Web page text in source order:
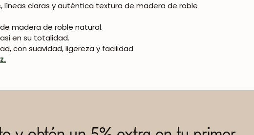
líneas claras y auténtica textura de madera de roble
madera de roble natural.
en su totalidad.
con suavidad, ligereza y facilidad